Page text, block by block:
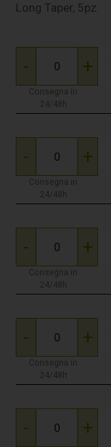
Long Taper, 5pz.
- +
Consegna in
24/48h
- +
Consegna in
24/48h
- +
Consegna in
24/48h
- +
Consegna in
24/48h
- +